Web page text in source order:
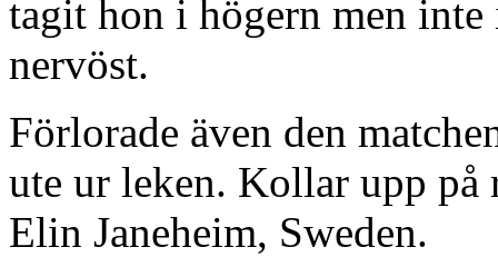
tagit hon i högern men
nervöst.
Förlorade även den
ute ur leken. Kollar upp på
Elin Janeheim, Sweden.